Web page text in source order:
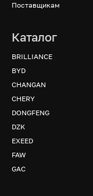
Поставщикам
Каталог
BRILLIANCE
BYD
CHANGAN
CHERY
DONGFENG
DZK
EXEED
FAW
GAC